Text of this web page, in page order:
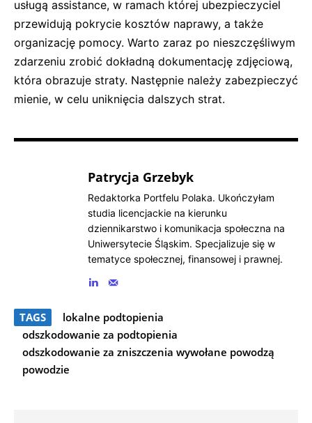
usługą assistance, w ramach której ubezpieczyciel
przewidują pokrycie kosztów naprawy, a także
organizację pomocy. Warto zaraz po nieszczęśliwym
zdarzeniu zrobić dokładną dokumentację zdjęciową,
która obrazuje straty. Następnie należy zabezpieczyć
mienie, w celu uniknięcia dalszych strat.
Patrycja Grzebyk
Redaktorka Portfelu Polaka. Ukończyłam
studia licencjackie na kierunku
dziennikarstwo i komunikacja społeczna na
Uniwersytecie Śląskim. Specjalizuje się w
tematyce społecznej, finansowej i prawnej.
TAGS
lokalne podtopienia
odszkodowanie za podtopienia
odszkodowanie za zniszczenia wywołane powodzą
powodzie